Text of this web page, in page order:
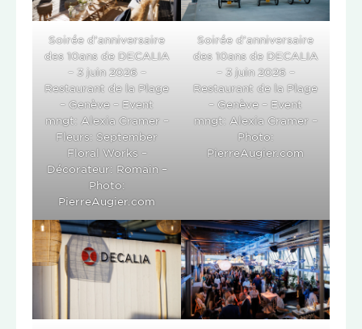
Soirée d’anniversaire
des 10ans de DECALIA
– 3 juin 2026 –
Restaurant de la Plage
– Genève – Event
mngt: Alexia Cramer –
Fleurs: September
Floral Works –
Décorateur: Romain –
Photo:
PierreAugier.com
Soirée d’anniversaire
des 10ans de DECALIA
– 3 juin 2026 –
Restaurant de la Plage
– Genève – Event
mngt: Alexia Cramer –
Photo:
PierreAugier.com